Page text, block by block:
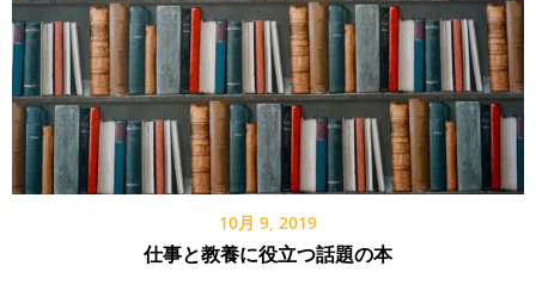
10月 9, 2019
仕事と教養に役立つ話題の本